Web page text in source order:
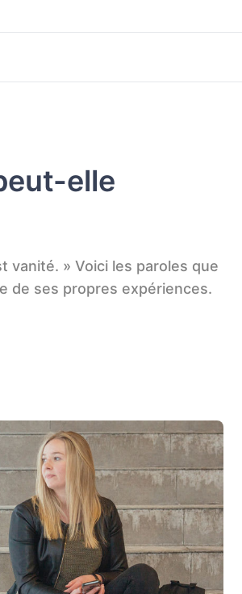
elle
vanité. » Voici les paroles que
de ses propres expériences.